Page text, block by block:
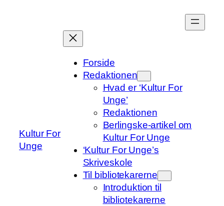
Kultur For
Unge
Forside
Redaktionen
Hvad er ‘Kultur For
Unge’
Redaktionen
Berlingske-artikel om
Kultur For Unge
‘Kultur For Unge’s
Skriveskole
Til bibliotekarerne
Introduktion til
bibliotekarerne